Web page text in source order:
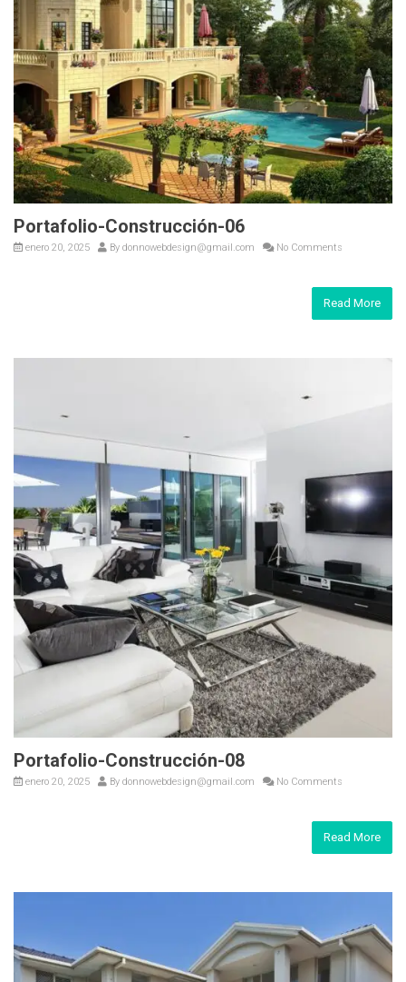
Portafolio-Construcción-06
enero 20, 2025 By donnowebdesign@gmail.com No Comments
Read More
Portafolio-Construcción-08
enero 20, 2025 By donnowebdesign@gmail.com No Comments
Read More